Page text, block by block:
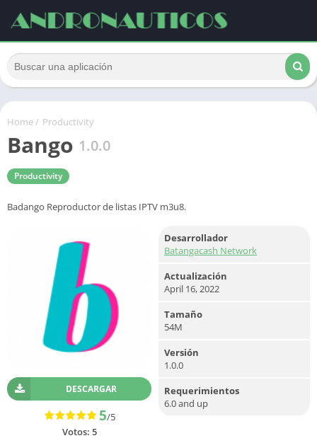
Home/ Productivity
Bango 1.0.0
Productivity
Badango Reproductor de listas IPTV m3u8.
DESCARGAR
5/5
Votos: 5
Desarrollador
Batangacash Network
Actualización
April 16, 2022
Tamaño
54M
Versión
1.0.0
Requerimientos
6.0 and up